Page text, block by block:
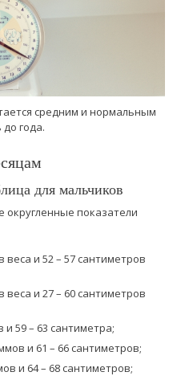
средним и нормальным
года.
для мальчиков
округленные показатели
и 52 – 57 сантиметров
и 27 – 60 сантиметров
59 – 63 сантиметра;
и 61 – 66 сантиметров;
и 64 – 68 сантиметров;